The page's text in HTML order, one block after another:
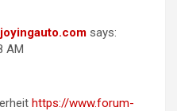
says:
AM
https://www.forum-